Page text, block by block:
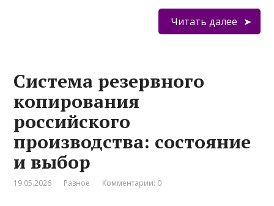
Читать далее
Система резервного
копирования
российского
производства: состояние
и выбор
19.05.2026 Разное Комментарии: 0